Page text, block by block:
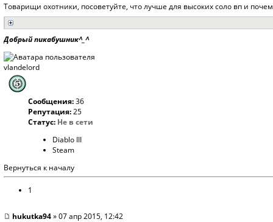
Товарищи охотники, посоветуйте, что лучше для высоких соло вп и
Добрый пикабушник^_^
vlandelord
Сообщения:36
Репутация:25
Статус: Не в сети
Diablo III
Steam
Вернуться к началу
1
hukutka94» 07 апр 2015, 12:42